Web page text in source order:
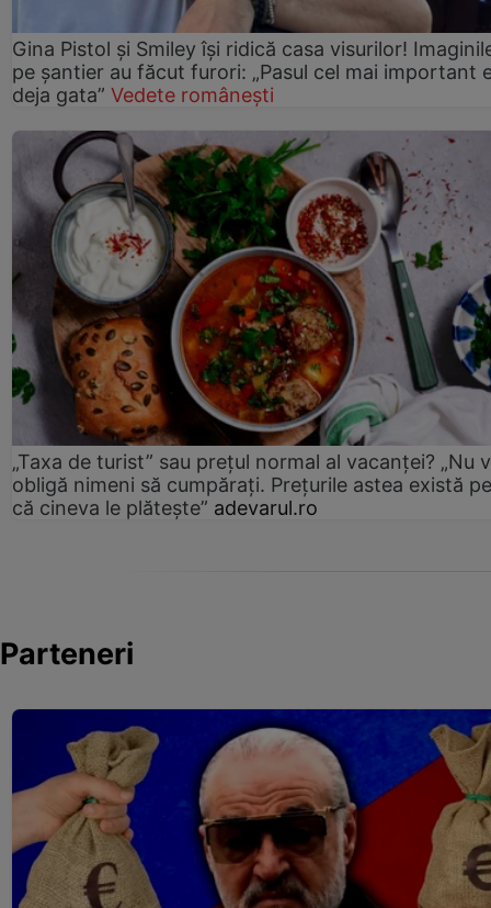
Gina Pistol și Smiley își ridică casa visurilor!
pe șantier au făcut furori: „Pasul cel mai important
deja gata” Vedete românești
„Taxa de turist” sau prețul normal al vacanței? „Nu
obligă nimeni să cumpărați. Prețurile astea există
că cineva le plătește” adevarul.ro
Parteneri